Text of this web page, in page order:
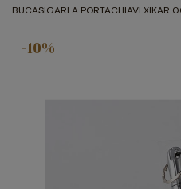
BUCASIGARI A PORTACHIAVI XIKAR
-10%